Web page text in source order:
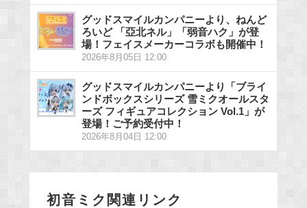
グッドスマイルカンパニーより、ねんど
ろいど 「亞北ネル」「弱音ハク」が登
場！フェイスメーカーコラボも開催中！
2026年8月05日 12:00
グッドスマイルカンパニーより「ブライ
ンドボックスシリーズ 雪ミクオールスタ
ーズ フィギュアコレクション Vol.1」が
登場！ご予約受付中！
2026年8月04日 12:00
初音ミク関連リンク